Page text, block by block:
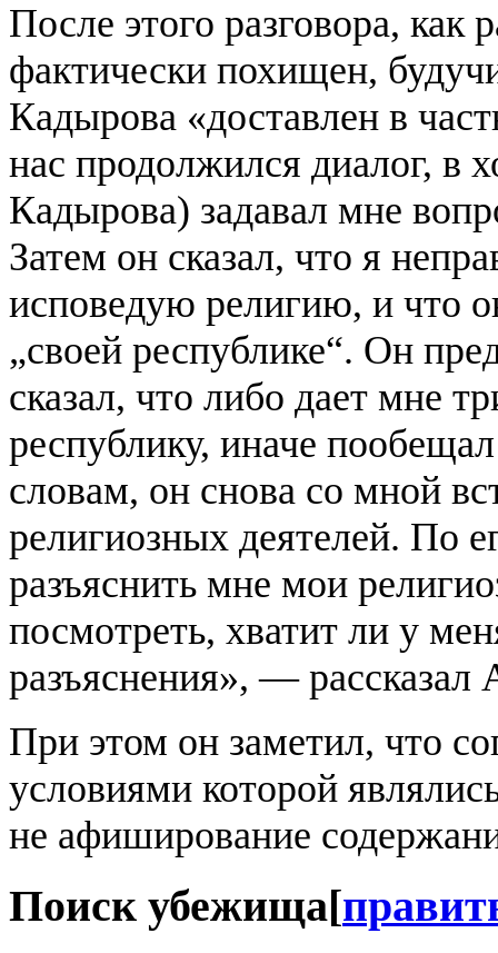
После этого разговора, как
фактически похищен,
Кадырова «доставлен в
нас продолжился диалог, в
Кадырова) задавал мне
Затем он сказал, что я
исповедую религию, и что
„своей республике“. Он
сказал, что либо дает мне
республику, иначе
словам, он снова со мной
религиозных деятелей. По
разъяснить мне мои
посмотреть, хватит ли у
разъяснения», — рассказал
При этом он заметил, что
условиями которой
не афиширование
Поиск убежища[